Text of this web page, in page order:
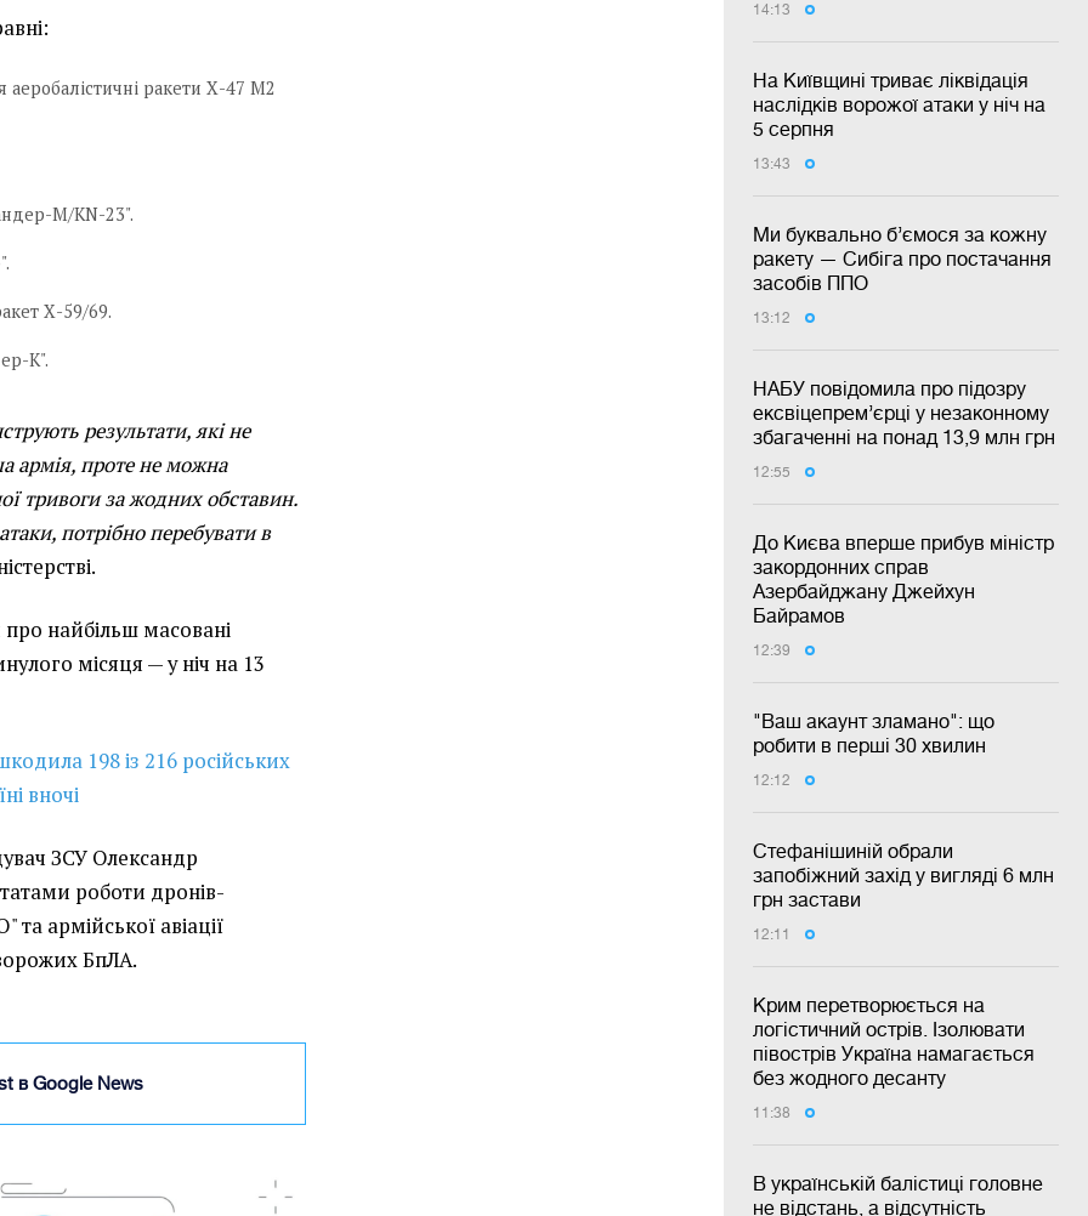
14:13
На Київщині триває ліквідація
наслідків ворожої атаки у ніч на
5 серпня
13:43
Ми буквально б’ємося за кожну
ракету — Сибіга про постачання
засобів ППО
13:12
НАБУ повідомила про підозру
ексвіцепрем’єрці у незаконному
збагаченні на понад 13,9 млн грн
12:55
До Києва вперше прибув міністр
закордонних справ
Азербайджану Джейхун
Байрамов
12:39
"Ваш акаунт зламано": що
робити в перші 30 хвилин
12:12
Стефанішиній обрали
запобіжний захід у вигляді 6 млн
грн застави
12:11
Крим перетворюється на
логістичний острів. Ізолювати
півострів Україна намагається
без жодного десанту
11:38
В українській балістиці головне
не відстань, а відсутність
аеробалістичні ракети Х-47 М2
М/KN-23".
Х-59/69.
К".
результати, які не
армія, проте не можна
тривоги за жодних обставин.
потрібно перебувати в
найбільш масовані
місяця — у ніч на 13
198 із 216 російських
вночі
ЗСУ Олександр
роботи дронів-
армійської авіації
БпЛА.
в Google News